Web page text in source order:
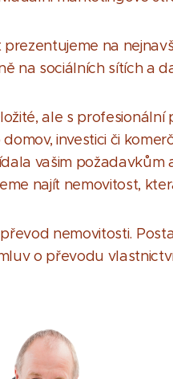
na
na sociálních sítích a
ale s profesionální
investici či
vašim požadavkům
najít nemovitost,
nemovitosti.
o převodu